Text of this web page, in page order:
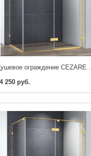
Душевое ограждение CEZARES
250 руб.